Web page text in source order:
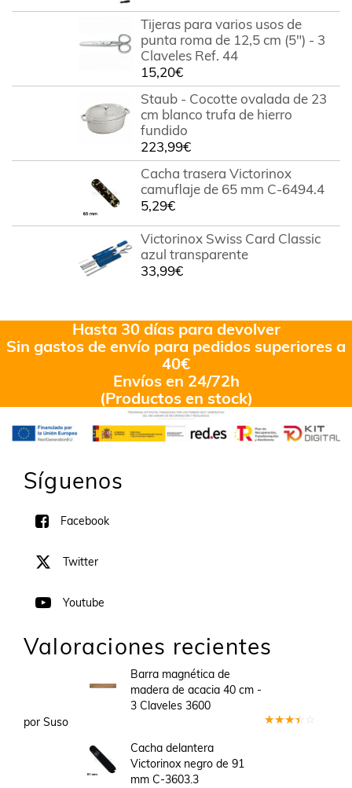
Tijeras para varios usos de
punta roma de 12,5 cm (5") - 3
Claveles Ref. 44
15,20€
Staub - Cocotte ovalada de 23
cm blanco trufa de hierro
fundido
223,99€
Cacha trasera Victorinox
camuflaje de 65 mm C-6494.4
5,29€
Victorinox Swiss Card Classic
azul transparente
33,99€
Hasta 30 días para devolver
Sin gastos de envío para pedidos superiores a
40€
Envíos en 24/72h
(Productos en stock)
Síguenos
Facebook
Twitter
Youtube
Valoraciones recientes
Barra magnética de
madera de acacia 40 cm -
3 Claveles 3600
por Suso
Cacha delantera
Victorinox negro de 91
mm C-3603.3